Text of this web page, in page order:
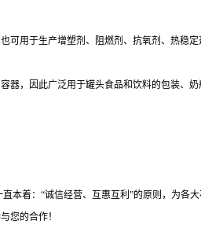
可用于生产增塑剂、阻燃剂、抗氧剂、热稳
，因此广泛用于罐头食品和饮料的包装、
本着：“诚信经营、互惠互利”的原则，为各
您的合作！